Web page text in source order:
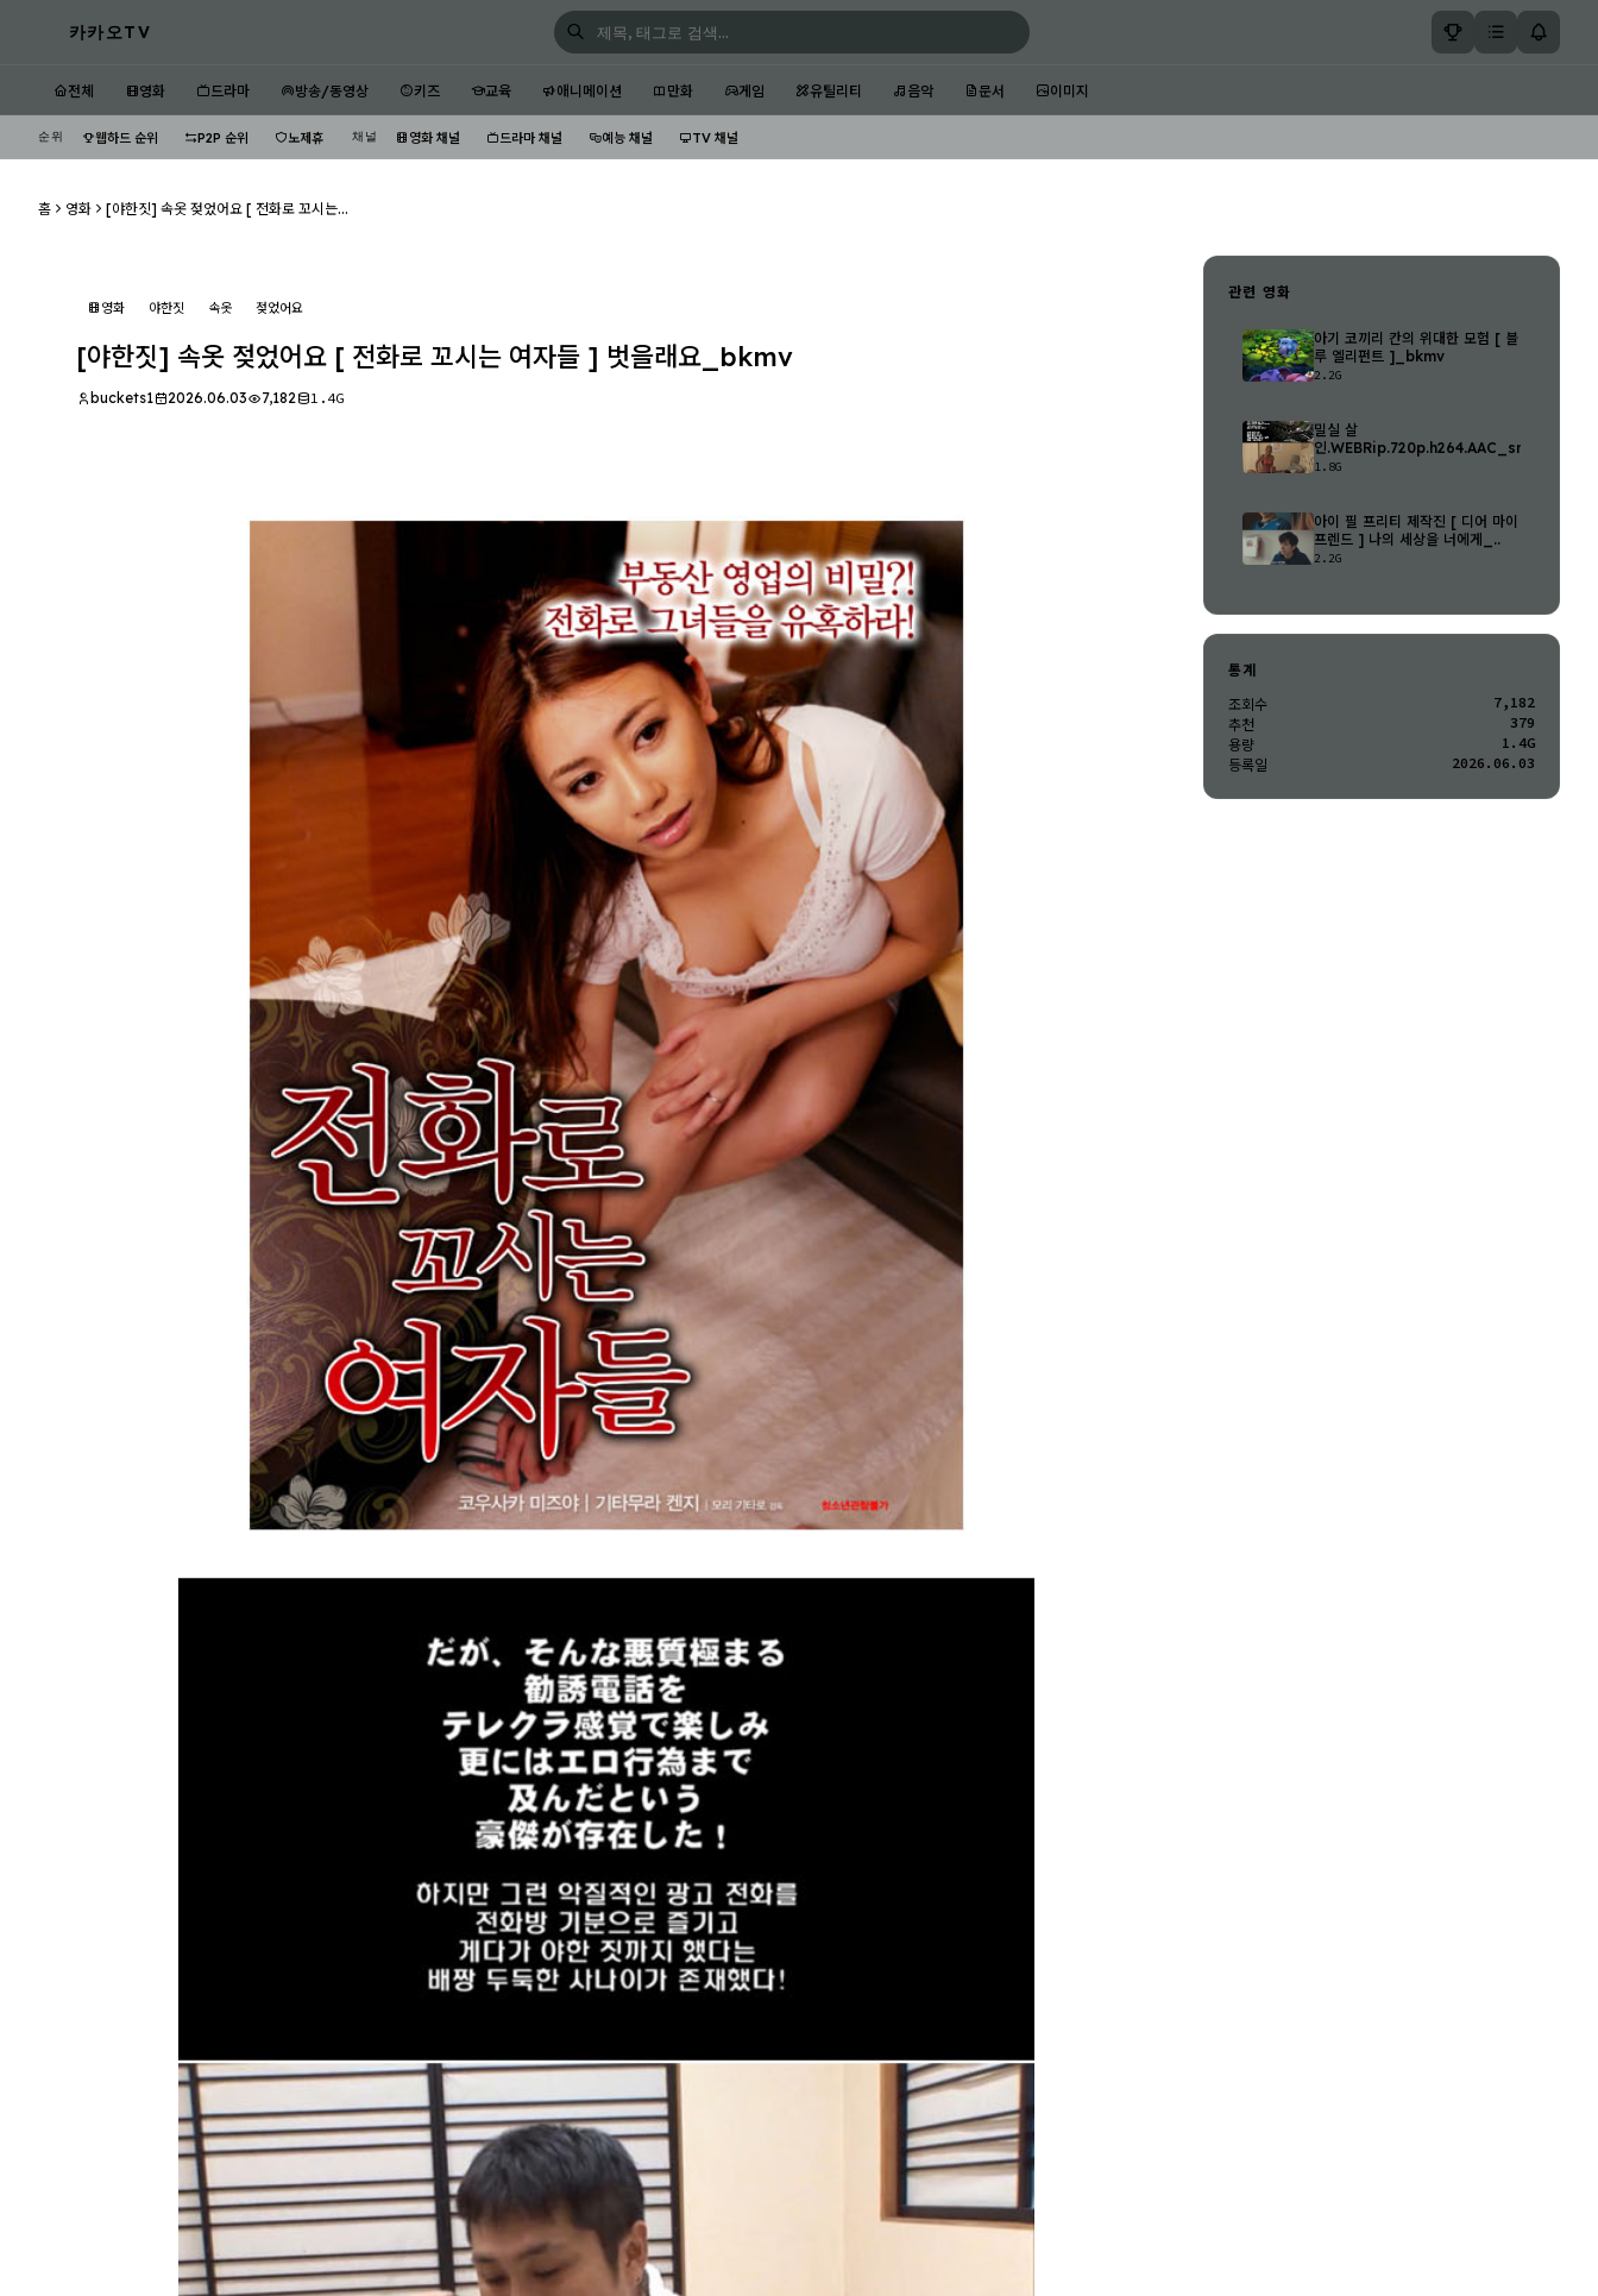
카카오TV
전체 영화 드라마 방송/동영상 키즈 교육 애니메이션 만화 게임 유틸리티 음악 문서 이미지
순위 웹하드 순위 P2P 순위 노제휴 채널 영화 채널 드라마 채널 예능 채널 TV 채널
홈 영화 [야한짓] 속옷 젖었어요 [ 전화로 꼬시는...
영화 야한짓 속옷 젖었어요
[야한짓] 속옷 젖었어요 [ 전화로 꼬시는 여자들 ] 벗을래요_bkmv
buckets1 2026.06.03 7,182 1.4G
관련 영화
아기 코끼리 칸의 위대한 모험 [ 블
루 엘리펀트 ]_bkmv
2.2G
밀실 살
인.WEBRip.720p.h264.AAC_snmv
1.8G
아이 필 프리티 제작진 [ 디어 마이
프렌드 ] 나의 세상을 너에게_..
2.2G
통계
조회수
7,182
추천
379
용량
1.4G
등록일
2026.06.03